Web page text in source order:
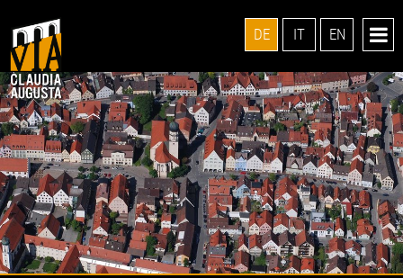
DE IT EN